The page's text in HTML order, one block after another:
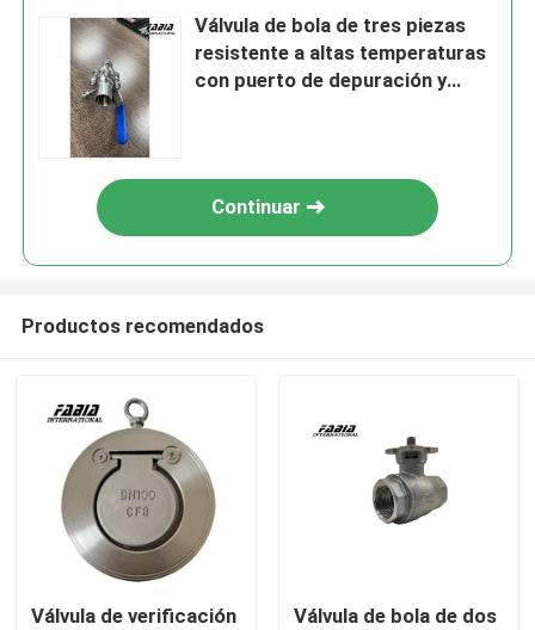
Válvula de bola de tres piezas
resistente a altas temperaturas
con puerto de depuración y
Continuar
Productos recomendados
Válvula de verificación
Válvula de bola de dos